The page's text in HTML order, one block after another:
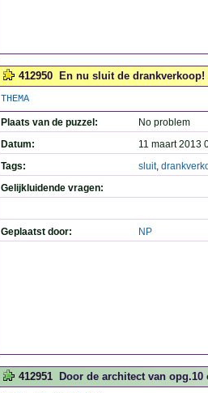
412950 En nu sluit de drankverkoop!
THEMA
Plaats van de puzzel:
No problem
Datum:
11 maart 2013
Tags:
sluit,
Gelijkluidende vragen:
Geplaatst door: NP
412951 Door de architect van